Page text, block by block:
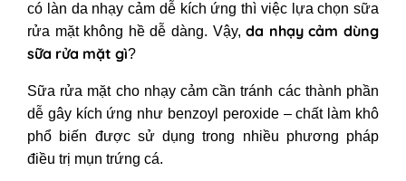
có làn da nhạy cảm dễ kích ứng thì việc lựa chọn sữa
rửa mặt không hề dễ dàng. Vậy,da nhạy cảm dùng
sữa rửa mặt gì?
Sữa rửa mặt cho nhạy cảm cần tránh các thành phần
dễ gây kích ứng như benzoyl peroxide – chất làm khô
phổ biến được sử dụng trong nhiều phương pháp
điều trị mụn trứng cá.